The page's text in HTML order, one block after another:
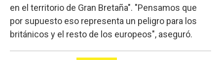
en el territorio de Gran Bretaña". "Pensamos que
por supuesto eso representa un peligro para los
británicos y el resto de los europeos", aseguró.